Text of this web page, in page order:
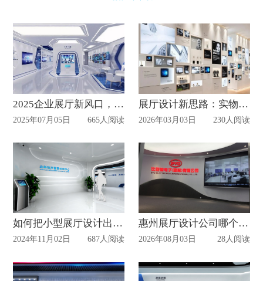
2025企业展厅新风口，10大沉浸式技术揭秘！
2025年07月05日 665人阅读
展厅设计新思路：实物展品与展墙的完美结合
2026年03月03日 230人阅读
如何把小型展厅设计出高大上的感觉
2024年11月02日 687人阅读
惠州展厅设计公司哪个最好？2026专业展厅设计公司实测推荐
2026年08月03日 28人阅读